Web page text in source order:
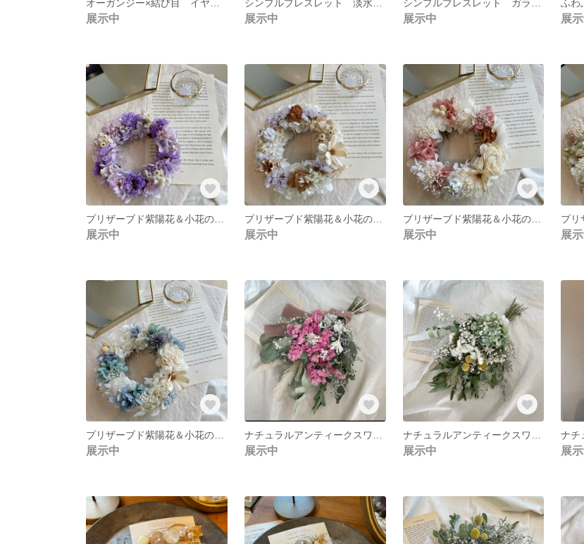
展示中 展示中 展示中 展
展示中
プリザーブド紫陽花＆小花のふわふわリース
展示中
プリザーブド紫陽花＆小花のふわふわリース
展示中 展
展示中 展示中 展示中
ナ
展